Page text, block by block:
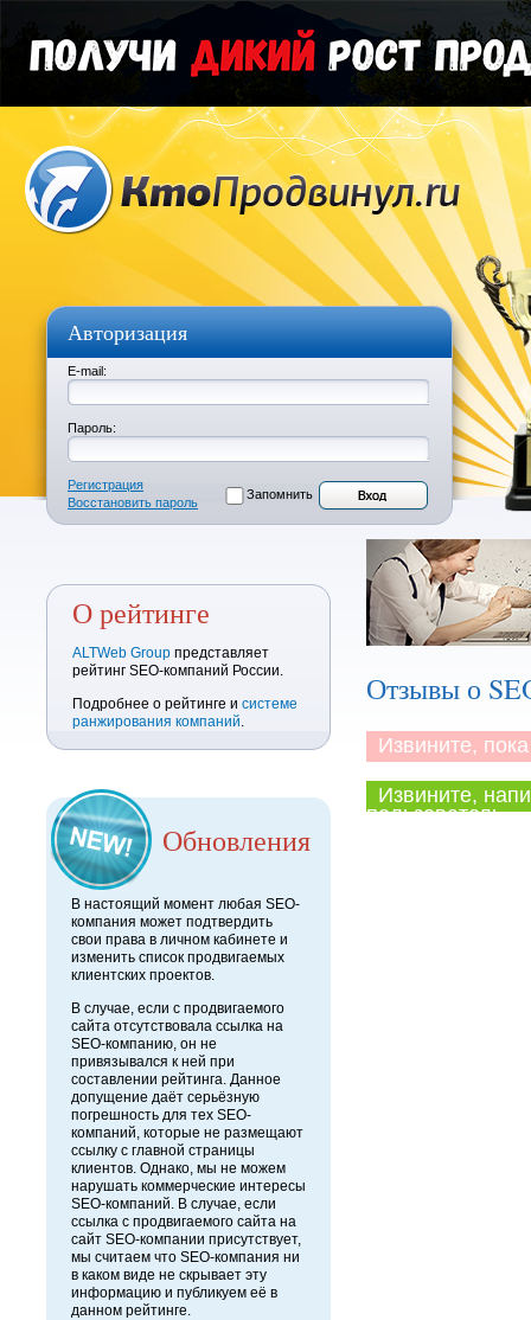
Авторизация
E-mail:
Пароль:
Регистрация
Восстановить пароль
Запомнить
О рейтинге
ALTWeb Group представляет
рейтинг SEO-компаний России.
Подробнее о рейтинге и системе
ранжирования компаний.
Обновления
В настоящий момент любая SEO-
компания может подтвердить
свои права в личном кабинете и
изменить список продвигаемых
клиентских проектов.
В случае, если с продвигаемого
сайта отсутствовала ссылка на
SEO-компанию, он не
привязывался к ней при
составлении рейтинга. Данное
допущение даёт серьёзную
погрешность для тех SEO-
компаний, которые не размещают
ссылку с главной страницы
клиентов. Однако, мы не можем
нарушать коммерческие интересы
SEO-компаний. В случае, если
ссылка с продвигаемого сайта на
сайт SEO-компании присутствует,
мы считаем что SEO-компания ни
в каком виде не скрывает эту
информацию и публикуем её в
данном рейтинге.
Отзывы о
Извините,
Извините,
пользователь.